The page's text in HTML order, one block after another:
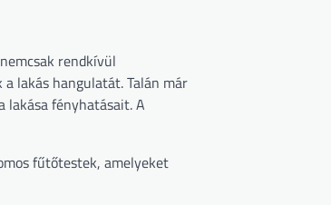
rendkívül
lakás hangulatát. Talán már
lakása fényhatásait. A
fűtőtestek, amelyeket